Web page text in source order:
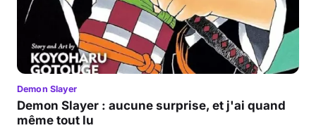
Demon Slayer
Demon Slayer : aucune surprise, et j'ai quand
même tout lu